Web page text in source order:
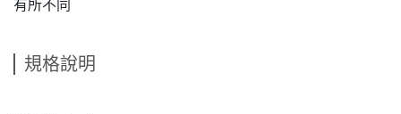
有所不同
規格說明